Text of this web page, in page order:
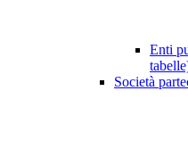
Enti
Società